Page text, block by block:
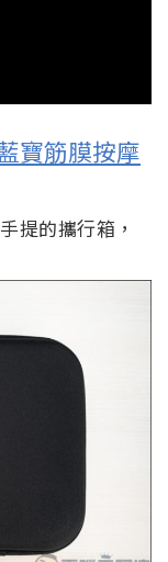
寶筋膜按摩
提的攜行箱，